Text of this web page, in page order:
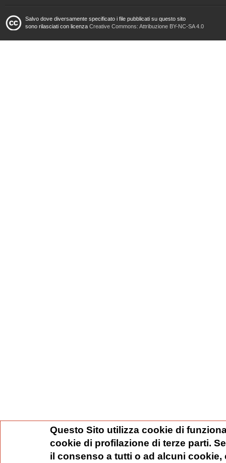
Salvo dove diversamente specificato i file pubblicati su questo sito
sono rilasciati con licenza Creative Commons: Attribuzione BY-NC-SA 4.0
Questo Sito utilizza cookie di
cookie di profilazione di terze parti.
il consenso a tutti o ad alcuni